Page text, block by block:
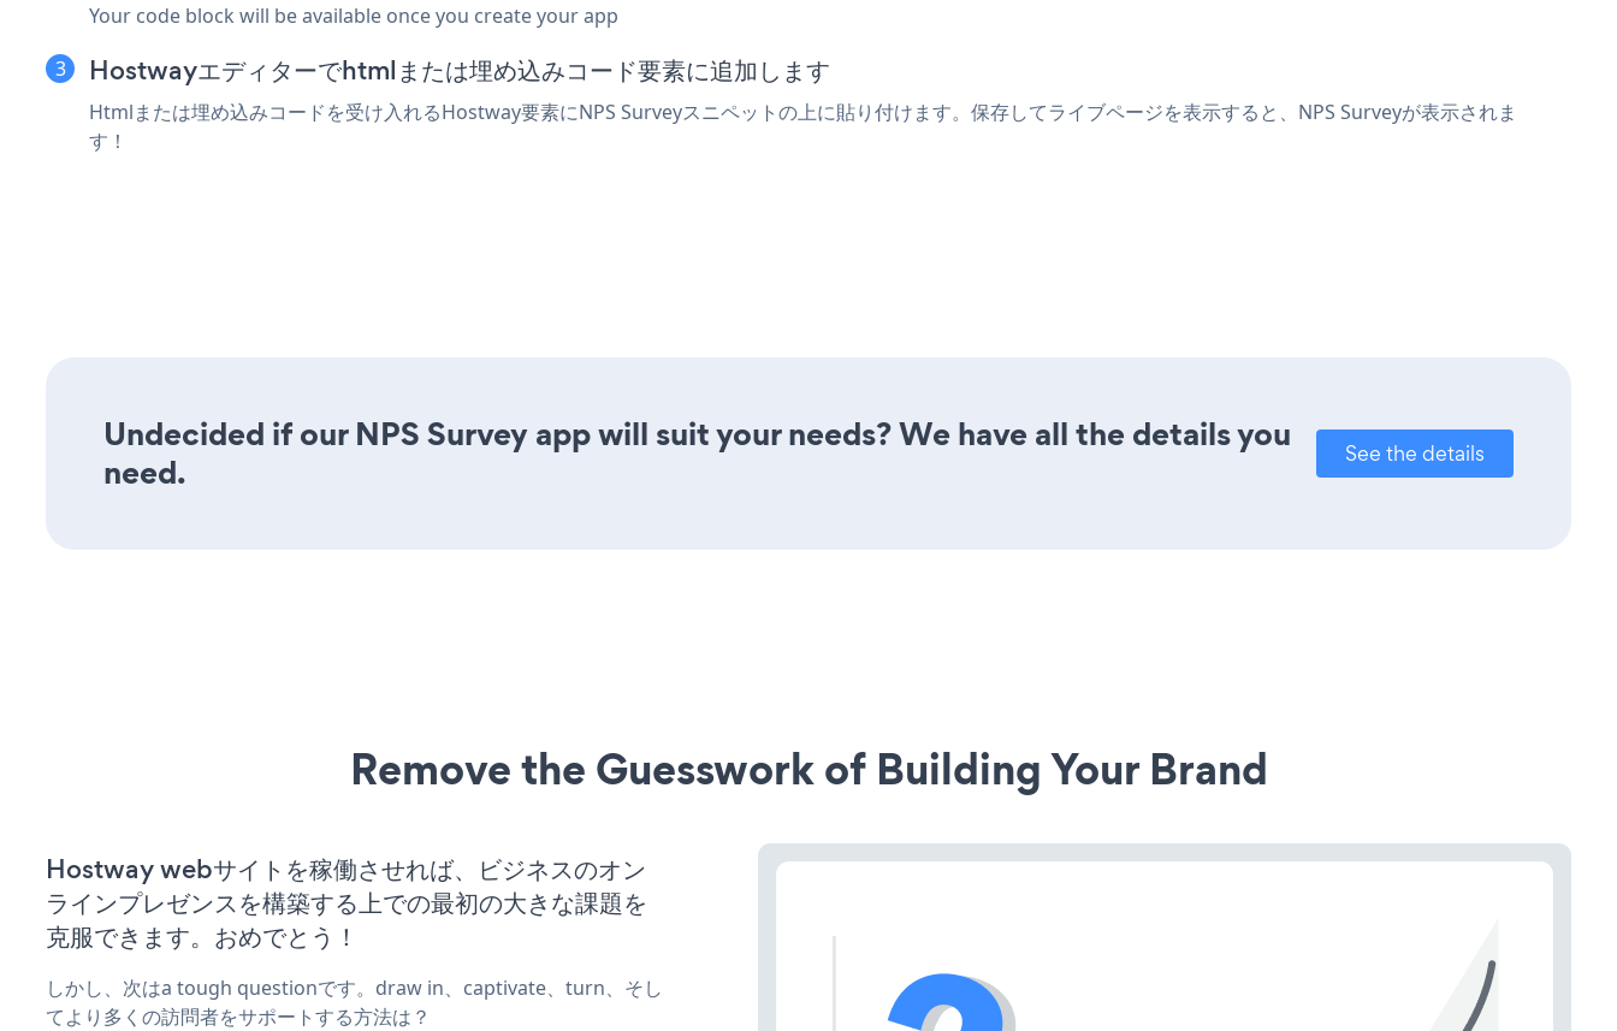
Your code block will be available once you create your app
Hostwayエディターでhtmlまたは埋め込みコード要素に追加します
Htmlまたは埋め込みコードを受け入れるHostway要素にNPS Surveyスニペットの上に貼り付けます。保存してライブページを表示すると、NPS Surveyが表示されま
す！
Undecided if our NPS Survey app will suit your needs? We have all the details you
need.
See the details
Remove the Guesswork of Building Your Brand
Hostway webサイトを稼働させれば、ビジネスのオン
ラインプレゼンスを構築する上での最初の大きな課題を
克服できます。おめでとう！
しかし、次はa tough questionです。draw in、captivate、turn、そし
てより多くの訪問者をサポートする方法は？